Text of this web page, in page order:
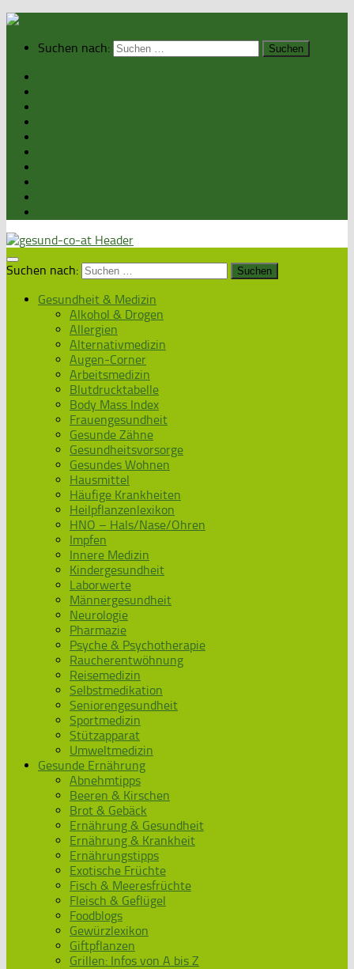
Suchen nach:
Suchen nach:
Gesundheit & Medizin
Alkohol & Drogen
Allergien
Alternativmedizin
Augen-Corner
Arbeitsmedizin
Blutdrucktabelle
Body Mass Index
Frauengesundheit
Gesunde Zähne
Gesundheitsvorsorge
Gesundes Wohnen
Hausmittel
Häufige Krankheiten
Heilpflanzenlexikon
HNO – Hals/Nase/Ohren
Impfen
Innere Medizin
Kindergesundheit
Laborwerte
Männergesundheit
Neurologie
Pharmazie
Psyche & Psychotherapie
Raucherentwöhnung
Reisemedizin
Selbstmedikation
Seniorengesundheit
Sportmedizin
Stützapparat
Umweltmedizin
Gesunde Ernährung
Abnehmtipps
Beeren & Kirschen
Brot & Gebäck
Ernährung & Gesundheit
Ernährung & Krankheit
Ernährungstipps
Exotische Früchte
Fisch & Meeresfrüchte
Fleisch & Geflügel
Foodblogs
Gewürzlexikon
Giftpflanzen
Grillen: Infos von A bis Z